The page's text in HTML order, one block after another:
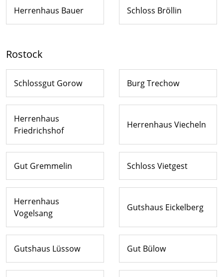
Herrenhaus Bauer Schloss Bröllin
Rostock
Schlossgut Gorow Burg Trechow
Herrenhaus
Friedrichshof
Herrenhaus Viecheln
Gut Gremmelin Schloss Vietgest
Herrenhaus
Vogelsang
Gutshaus Eickelberg
Gutshaus Lüssow Gut Bülow